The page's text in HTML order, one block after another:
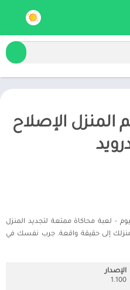
الإصلاح
- لعبة محاكاة ممتعة لتجديد المنزل
إلى حقيقة واقعة. جرب نفسك في
الإصدار
1.100